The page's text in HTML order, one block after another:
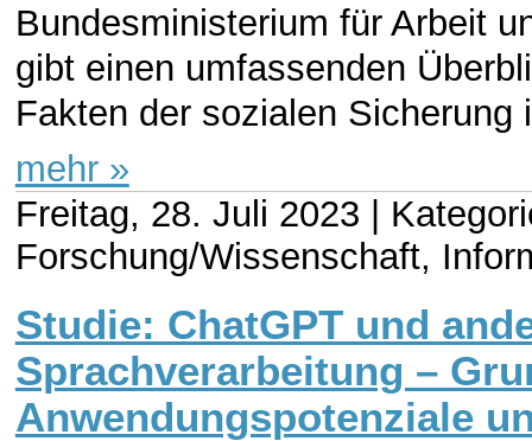
Bundesministerium für Arbeit
gibt einen umfassenden
Fakten der sozialen Sicherung
mehr »
Freitag, 28. Juli 2023 |
Forschung/Wissenschaft,
Studie: ChatGPT und
Sprachverarbeitung –
Anwendungspotenziale